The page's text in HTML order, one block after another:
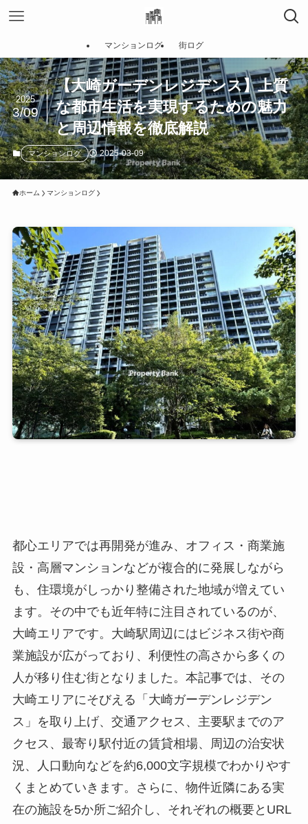
マンションログ 街ログ
【大崎ガーデンレジデンス】上質
な都市生活を実現するための魅力
と周辺情報を徹底解説
2025
3/09
マンションログ 2025-03-09
ホーム マンションログ
都心エリアでは再開発が進み、オフィス・商業施
設・高層マンションなどが複合的に発展しながら
も、住環境がしっかり整備された地域が増えてい
ます。その中でも近年特に注目されているのが、
大崎エリアです。大崎駅周辺にはビジネス街や商
業施設が広がっており、利便性の高さから多くの
人が移り住む街となりました。本記事では、その
大崎エリアにそびえる「大崎ガーデンレジデン
ス」を取り上げ、交通アクセス、主要駅までのア
クセス、最寄り駅付近の賃貸相場、周辺の治安状
況、人口動向などを約6,000文字規模でわかりやす
くまとめていきます。さらに、物件近隣にある実
在の施設を5か所ご紹介し、それぞれの概要とURL